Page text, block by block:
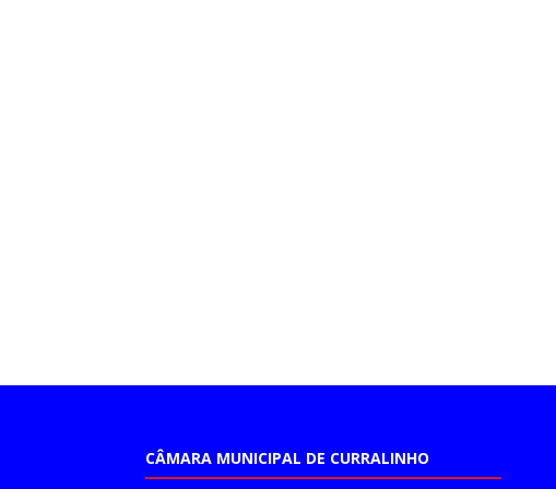
CÂMARA MUNICIPAL DE CURRALINHO